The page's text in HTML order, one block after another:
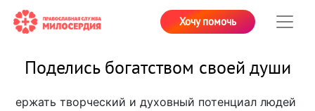
Хочу помочь
Поделись богатством своей души
ержать творческий и духовный потенциал людей